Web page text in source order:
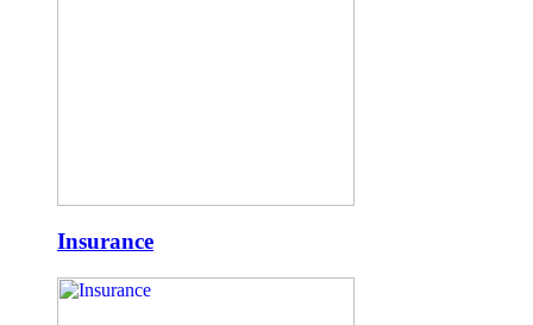
Insurance